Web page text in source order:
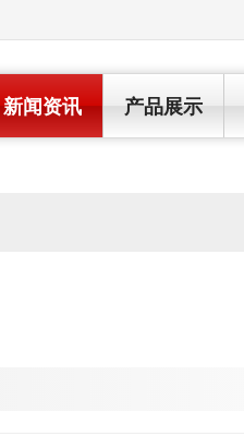
产品展示
新闻资讯